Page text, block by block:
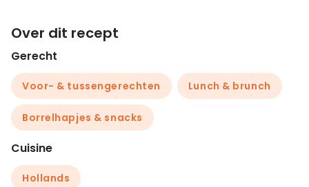
Over dit recept
Gerecht
Voor- & tussengerechten Lunch & brunch
Borrelhapjes & snacks
Cuisine
Hollands